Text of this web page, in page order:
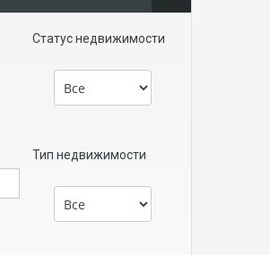
Статус недвижимости
Тип недвижимости